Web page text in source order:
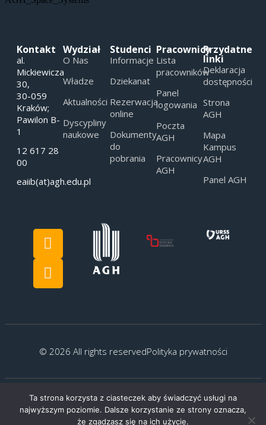
Kontakt
al.
Mickiewicza
30,
30-059
Kraków;
Pawilon B-
1
12 617 28
00
eaiib(at)agh.edu.pl
Wydział
O Nas
Władze
Aktualności
Dyscypliny
naukowe
Studenci
Informacje
Dziekanat
Rezerwacja
online
Dokumenty
do
pobrania
Pracownicy
Lista
pracowników
Panel
logowania
Poczta
AGH
Pracownicy
AGH
Przydatne
linki
Deklaracja
dostępności
Strona
AGH
Mapa
Kampus
AGH
Panel AGH
© 2026 All rights reservedPolityka prywatności
Created by: G.Kocyłowski
Ta strona korzysta z ciasteczek aby świadczyć usługi na
najwyższym poziomie. Dalsze korzystanie ze strony oznacza,
że zgadzasz się na ich użycie.